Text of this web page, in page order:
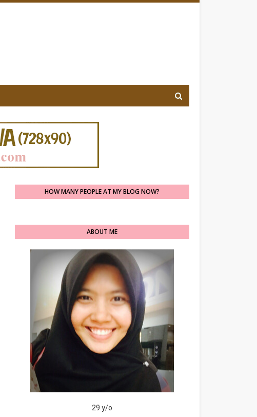
HOW MANY PEOPLE AT MY BLOG NOW?
ABOUT ME
29 y/o